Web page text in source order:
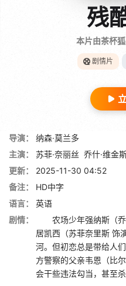
残
本片由茶杯
剧情片
导演：
纳森·莫兰多
主演：
苏菲·奈丽丝 乔什·维金
更新：
2025-11-30 04:52
备注：
HD中字
语言：
英语
剧情：
农场少年强纳斯（乔
居凯西（苏菲奈里斯 饰
河。但初恋总是带给人
方警察的父亲韦恩（比
会干些违法勾当，甚至